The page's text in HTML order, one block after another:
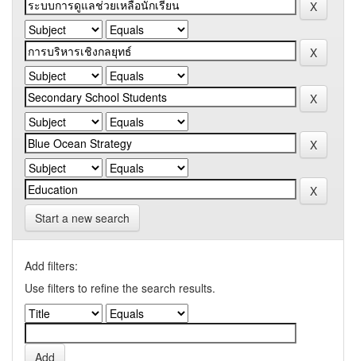
Start a new search
Add filters:
Use filters to refine the search results.